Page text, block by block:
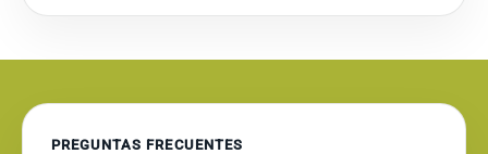
PREGUNTAS FRECUENTES